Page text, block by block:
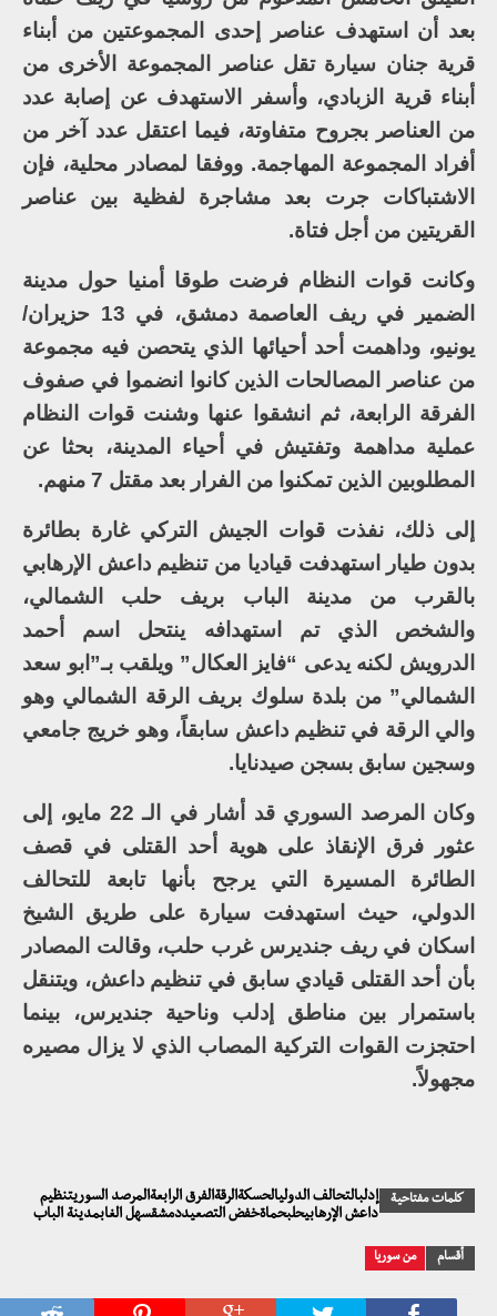
بعد أن استهدف عناصر إحدى المجموعتين من أبناء
قرية جنان سيارة تقل عناصر المجموعة الأخرى من
أبناء قرية الزبادي، وأسفر الاستهدف عن إصابة عدد
من العناصر بجروح متفاوتة، فيما اعتقل عدد آخر من
أفراد المجموعة المهاجمة. ووفقا لمصادر محلية، فإن
الاشتباكات جرت بعد مشاجرة لفظية بين عناصر
القريتين من أجل فتاة.
وكانت قوات النظام فرضت طوقا أمنيا حول مدينة
الضمير في ريف العاصمة دمشق، في 13 حزيران/
يونيو، وداهمت أحد أحيائها الذي يتحصن فيه مجموعة
من عناصر المصالحات الذين كانوا انضموا في صفوف
الفرقة الرابعة، ثم انشقوا عنها وشنت قوات النظام
عملية مداهمة وتفتيش في أحياء المدينة، بحثا عن
المطلوبين الذين تمكنوا من الفرار بعد مقتل 7 منهم.
إلى ذلك، نفذت قوات الجيش التركي غارة بطائرة
بدون طيار استهدفت قياديا من تنظيم داعش الإرهابي
بالقرب من مدينة الباب بريف حلب الشمالي،
والشخص الذي تم استهدافه ينتحل اسم أحمد
الدرويش لكنه يدعى “فايز العكال” ويلقب بـ”ابو سعد
الشمالي” من بلدة سلوك بريف الرقة الشمالي وهو
والي الرقة في تنظيم داعش سابقاً، وهو خريج جامعي
وسجين سابق بسجن صيدنايا.
وكان المرصد السوري قد أشار في الـ 22 مايو، إلى
عثور فرق الإنقاذ على هوية أحد القتلى في قصف
الطائرة المسيرة التي يرجح بأنها تابعة للتحالف
الدولي، حيث استهدفت سيارة على طريق الشيخ
اسكان في ريف جنديرس غرب حلب، وقالت المصادر
بأن أحد القتلى قيادي سابق في تنظيم داعش، ويتنقل
باستمرار بين مناطق إدلب وناحية جنديرس، بينما
احتجزت القوات التركية المصاب الذي لا يزال مصيره
مجهولاً.
كلمات مفتاحية
إدلبالتحالف الدوليالحسكةالرقةالفرق الرابعةالمرصد السوريتنظيم
داعش الإرهابيحلبحماةخفض التصعيددمشقسهل الغابمدينة الباب
أقسام من سوريا